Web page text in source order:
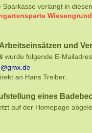
Sparkasse verlangt in
Wiesengrund
und
wurde folgende E-
an Hans Treiber.
eines
auf der Homepage